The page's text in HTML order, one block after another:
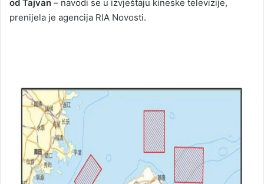
od Tajvan – navodi se u izvještaju kineske televizije,
prenijela je agencija RIA Novosti.